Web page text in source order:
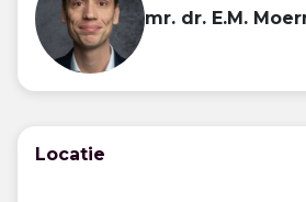
mr. dr. E.M.
Locatie